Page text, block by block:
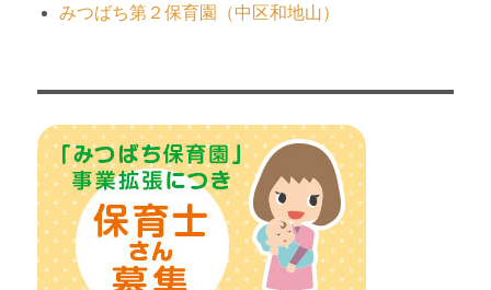
みつばち第２保育園（中区和地山）